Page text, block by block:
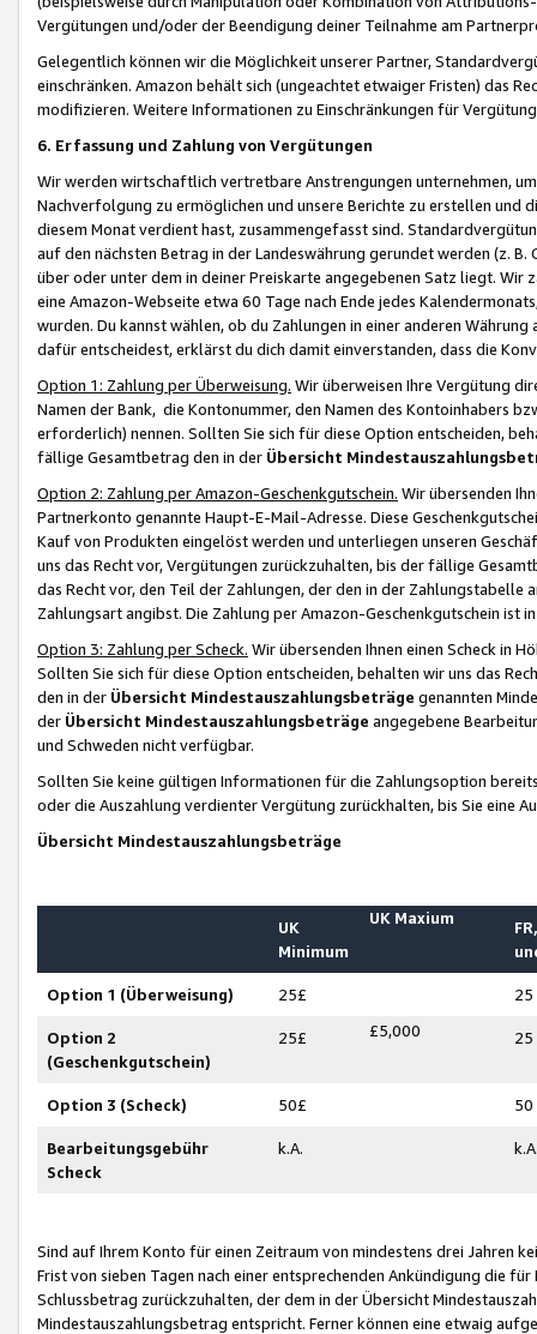
Vergütungen und/oder der Beendigung deiner Teilnahme am
Gelegentlich können wir die Möglichkeit unserer Partner,
einschränken. Amazon behält sich (ungeachtet etwaiger Fristen) das
modifizieren. Weitere Informationen zu Einschränkungen für
6. Erfassung und Zahlung von Vergütungen
Wir werden wirtschaftlich vertretbare Anstrengungen unternehmen,
Nachverfolgung zu ermöglichen und unsere Berichte zu erstellen und
diesem Monat verdient hast, zusammengefasst sind.
auf den nächsten Betrag in der Landeswährung gerundet werden (z.
über oder unter dem in deiner Preiskarte angegebenen Satz liegt.
eine Amazon-Webseite etwa 60 Tage nach Ende jedes
wurden. Du kannst wählen, ob du Zahlungen in einer anderen
dafür entscheidest, erklärst du dich damit einverstanden, dass die
Option 1: Zahlung per Überweisung. Wir überweisen Ihre Vergütung
Namen der Bank, die Kontonummer, den Namen des Kontoinhabers
erforderlich) nennen. Sollten Sie sich für diese Option entscheiden,
fällige Gesamtbetrag den in der Übersicht
Option 2: Zahlung per Amazon-Geschenkgutschein. Wir übersenden
Partnerkonto genannte Haupt-E-Mail-Adresse. Diese
Kauf von Produkten eingelöst werden und unterliegen unseren
uns das Recht vor, Vergütungen zurückzuhalten, bis der fällige
das Recht vor, den Teil der Zahlungen, der den in der
Zahlungsart angibst. Die Zahlung per Amazon-Geschenkgutschein ist
Option 3: Zahlung per Scheck. Wir übersenden Ihnen einen Scheck in
Sollten Sie sich für diese Option entscheiden, behalten wir uns das
den in der Übersicht Mindestauszahlungsbeträge genannten
der Übersicht Mindestauszahlungsbeträge angegebene
und Schweden nicht verfügbar.
Sollten Sie keine gültigen Informationen für die Zahlungsoption
oder die Auszahlung verdienter Vergütung zurückhalten, bis Sie
Übersicht Mindestauszahlungsbeträge
UK
Minimum
UK Maxium
Option 1 (Überweisung) 25£ 25
Option 2
(Geschenkgutschein)
25£ £5,000 25
Option 3 (Scheck) 50£ 50
Bearbeitungsgebühr
Scheck
k.A.
Sind auf Ihrem Konto für einen Zeitraum von mindestens drei Jahren
Frist von sieben Tagen nach einer entsprechenden Ankündigung die
Schlussbetrag zurückzuhalten, der dem in der Übersicht
Mindestauszahlungsbetrag entspricht. Ferner können eine etwaig